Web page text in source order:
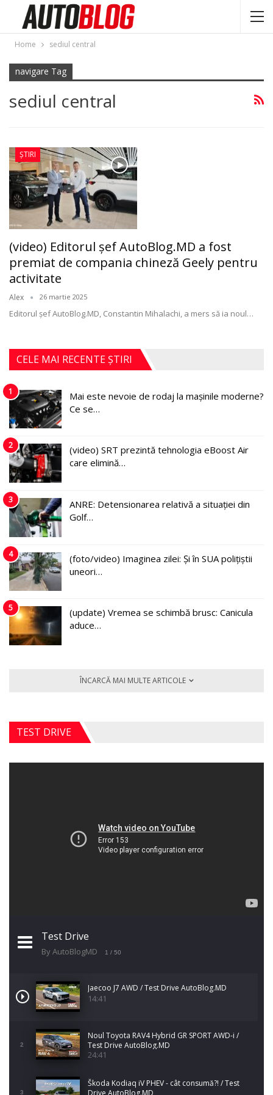
Home sediul central
navigare Tag
sediul central
ȘTIRI
(video) Editorul șef AutoBlog.MD a fost
premiat de compania chineză Geely pentru
activitate
Alex 26 martie 2025
Editorul șef AutoBlog.MD, Constantin Mihalachi, a mers să ia noul…
CELE MAI RECENTE ȘTIRI
1
Mai este nevoie de rodaj la mașinile moderne?
Ce se…
2
(video) SRT prezintă tehnologia eBoost Air
care elimină…
3
ANRE: Detensionarea relativă a situației din
Golf…
4
(foto/video) Imaginea zilei: Și în SUA polițiștii
uneori…
5
(update) Vremea se schimbă brusc: Canicula
aduce…
ÎNCARCĂ MAI MULTE ARTICOLE
TEST DRIVE
Test Drive
By AutoBlogMD 1 / 50
Jaecoo J7 AWD / Test Drive AutoBlog.MD
14:41
2
Noul Toyota RAV4 Hybrid GR SPORT AWD-i /
Test Drive AutoBlog.MD
24:41
3
Škoda Kodiaq iV PHEV - cât consumă?! / Test
Drive AutoBlog.MD